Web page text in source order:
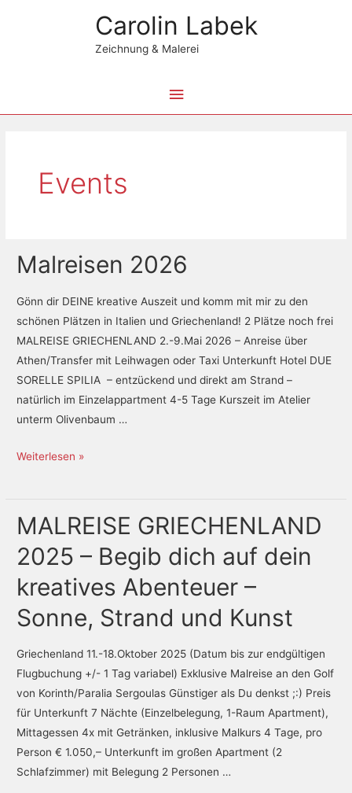
Carolin Labek
Zeichnung & Malerei
Hauptmenü
Events
Malreisen 2026
Gönn dir DEINE kreative Auszeit und komm mit mir zu den
schönen Plätzen in Italien und Griechenland! 2 Plätze noch frei
MALREISE GRIECHENLAND 2.-9.Mai 2026 – Anreise über
Athen/Transfer mit Leihwagen oder Taxi Unterkunft Hotel DUE
SORELLE SPILIA – entzückend und direkt am Strand –
natürlich im Einzelappartment 4-5 Tage Kurszeit im Atelier
unterm Olivenbaum …
Malreisen
2026
Weiterlesen »
MALREISE GRIECHENLAND
2025 – Begib dich auf dein
kreatives Abenteuer –
Sonne, Strand und Kunst
Griechenland 11.-18.Oktober 2025 (Datum bis zur endgültigen
Flugbuchung +/- 1 Tag variabel) Exklusive Malreise an den Golf
von Korinth/Paralia Sergoulas Günstiger als Du denkst ;:) Preis
für Unterkunft 7 Nächte (Einzelbelegung, 1-Raum Apartment),
Mittagessen 4x mit Getränken, inklusive Malkurs 4 Tage, pro
Person € 1.050,– Unterkunft im großen Apartment (2
Schlafzimmer) mit Belegung 2 Personen …
MALREISE
2025
–
Begib
dich
dein
kreatives
Abenteuer
–
Sonne,
Strand
und